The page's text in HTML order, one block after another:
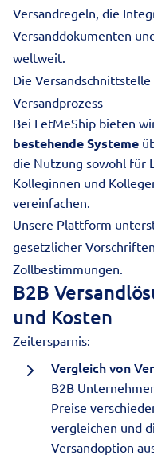
Versandregeln, die
Versanddokumenten
weltweit.
Die
Versandprozess
Bei LetMeShip bieten
bestehende Systeme
die Nutzung sowohl für
Kolleginnen und
vereinfachen.
Unsere Plattform
gesetzlicher
Zollbestimmungen.
B2B
und Kosten
Zeitersparnis:
Vergleich von
B2B
Preise
vergleichen und
Versandoption